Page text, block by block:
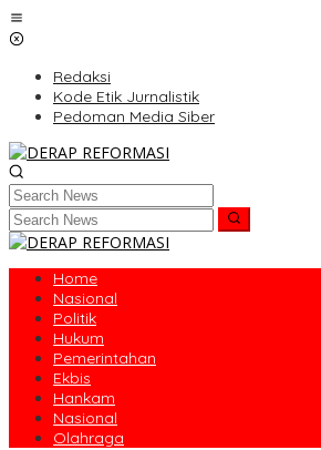
Skip
to
Redaksi
Kode Etik Jurnalistik
Pedoman Media Siber
Home
Nasional
Politik
Hukum
Pemerintahan
Ekbis
Hankam
Nasional
Olahraga